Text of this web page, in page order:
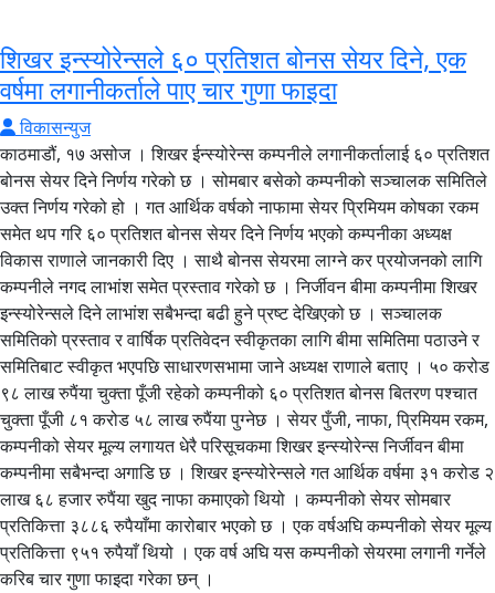
शिखर इन्स्योरेन्सले ६० प्रतिशत बोनस सेयर दिने, एक
वर्षमा लगानीकर्ताले पाए चार गुणा फाइदा
विकासन्युज
काठमाडौं, १७ असोज । शिखर ईन्स्योरेन्स कम्पनीले लगानीकर्तालाई ६० प्रतिशत
बोनस सेयर दिने निर्णय गरेको छ । सोमबार बसेको कम्पनीको सञ्चालक समितिले
उक्त निर्णय गरेको हो । गत आर्थिक वर्षको नाफामा सेयर प्रिमियम कोषका रकम
समेत थप गरि ६० प्रतिशत बोनस सेयर दिने निर्णय भएको कम्पनीका अध्यक्ष
विकास राणाले जानकारी दिए । साथै बोनस सेयरमा लाग्ने कर प्रयोजनको लागि
कम्पनीले नगद लाभांश समेत प्रस्ताव गरेको छ । निर्जीवन बीमा कम्पनीमा शिखर
इन्स्योरेन्सले दिने लाभांश सबैभन्दा बढी हुने प्रष्ट देखिएको छ । सञ्चालक
समितिको प्रस्ताव र वार्षिक प्रतिवेदन स्वीकृतका लागि बीमा समितिमा पठाउने र
समितिबाट स्वीकृत भएपछि साधारणसभामा जाने अध्यक्ष राणाले बताए । ५० करोड
९८ लाख रुपैंया चुक्ता पूँजी रहेको कम्पनीको ६० प्रतिशत बोनस बितरण पश्चात
चुक्ता पूँजी ८१ करोड ५८ लाख रुपैंया पुग्नेछ । सेयर पुँजी, नाफा, प्रिमियम रकम,
कम्पनीको सेयर मूल्य लगायत धेरै परिसूचकमा शिखर इन्स्योरेन्स निर्जीवन बीमा
कम्पनीमा सबैभन्दा अगाडि छ । शिखर इन्स्योरेन्सले गत आर्थिक वर्षमा ३१ करोड २
लाख ६८ हजार रुपैंया खुद नाफा कमाएको थियो । कम्पनीको सेयर सोमबार
प्रतिकित्ता ३८८६ रुपैयाँमा कारोबार भएको छ । एक वर्षअघि कम्पनीको सेयर मूल्य
प्रतिकित्ता ९५१ रुपैयाँ थियो । एक वर्ष अघि यस कम्पनीको सेयरमा लगानी गर्नेले
करिब चार गुणा फाइदा गरेका छन् ।